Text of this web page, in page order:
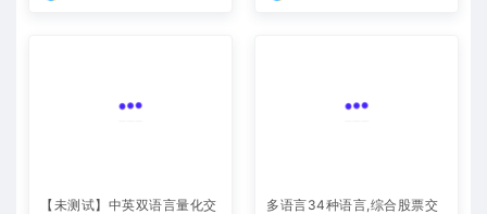
【未测试】中英双语言量化交
多语言34种语言,综合股票交